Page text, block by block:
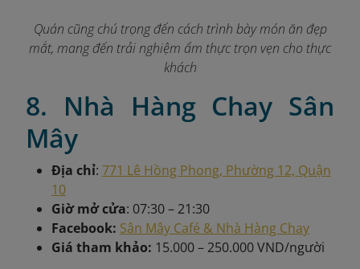
Quán cũng chú trọng đến cách trình bày món ăn đẹp
mắt, mang đến trải nghiệm ẩm thực trọn vẹn cho thực
khách
8. Nhà Hàng Chay Sân
Mây
Địa chỉ: 771 Lê Hồng Phong, Phường 12, Quận
10
Giờ mở cửa: 07:30 – 21:30
Facebook: Sân Mây Café & Nhà Hàng Chay
Giá tham khảo: 15.000 – 250.000 VND/người